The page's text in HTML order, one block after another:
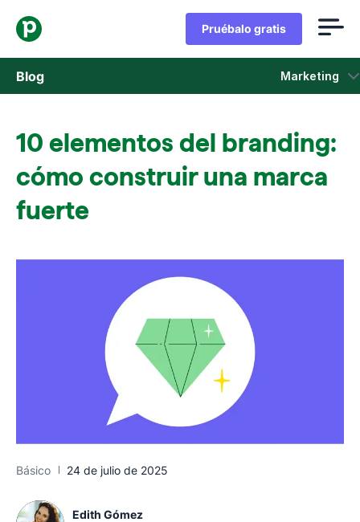
Pruébalo gratis
Blog Marketing
Marketing
Actualizaciones de Producto
10 elementos del branding:
cómo construir una marca
fuerte
Básico 24 de julio de 2025
Edith Gómez